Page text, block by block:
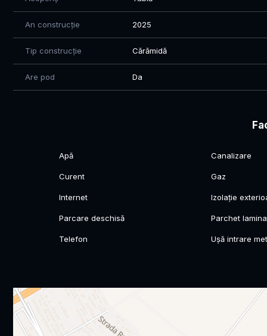
An construcție 2025
Tip construcție Cărămidă
Are pod Da
Apă Canalizare
Curent Gaz
Internet Izolație
Parcare deschisă Parchet
Telefon Ușă intrare